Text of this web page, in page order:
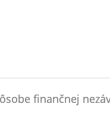
finančnej